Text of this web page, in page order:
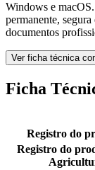
Windows e
permanente,
documentos
Ver ficha técnica
Ficha
Registro do
Registro do